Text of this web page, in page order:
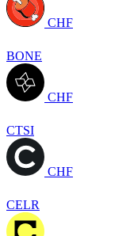
CHF
BONE
CHF
CTSI
CHF
CELR